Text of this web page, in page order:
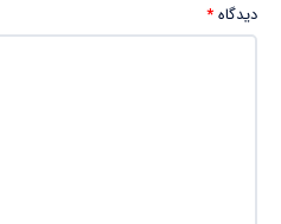
دیدگاه*